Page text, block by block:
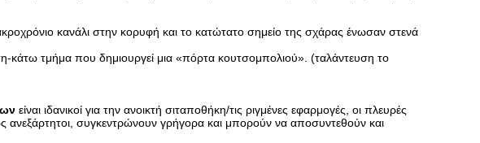
κανάλι στην κορυφή και το κατώτατο σημείο της σχάρας ένωσαν στενά
κάτω τμήμα που δημιουργεί μια «πόρτα κουτσομπολιού». (ταλάντευση το
είναι ιδανικοί για την ανοικτή σιταποθήκη/τις ριγμένες εφαρμογές, οι πλευρές
συγκεντρώνουν γρήγορα και μπορούν να αποσυντεθούν και